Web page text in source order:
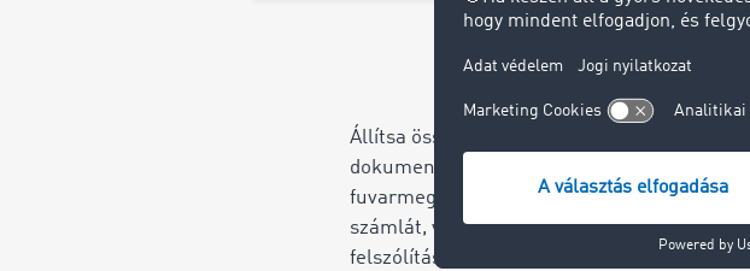
Állítsa össze a szükséges
dokumentumokat! Ezek tartalmazzák a
fuvarmegbízást, a szállítási bizonylatot, a
számlát, valamint az utolsó fizetési
felszólítást.